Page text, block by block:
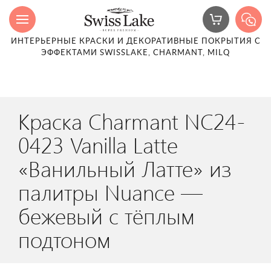
ИНТЕРЬЕРНЫЕ КРАСКИ И ДЕКОРАТИВНЫЕ ПОКРЫТИЯ С
ЭФФЕКТАМИ SWISSLAKE, CHARMANT, MILQ
Краска Charmant NC24-
0423 Vanilla Latte
«Ванильный Латте» из
палитры Nuance —
бежевый с тёплым
подтоном